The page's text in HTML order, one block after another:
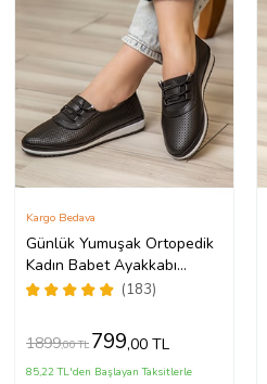
Günlük Yumuşak Ortopedik
Kadın Babet Ayakkabı
(Siyah)
(183)
Kargo Bedava
1899,00 TL 799,00 TL
85,22 TL'den Başlayan Taksitlerle